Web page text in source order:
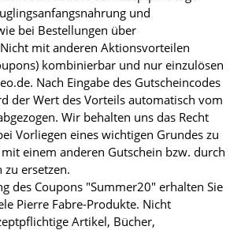
und
bei Bestellungen über
mit anderen Aktionsvorteilen
kombinierbar und nur einzulösen
Nach Eingabe des Gutscheincodes
der Wert des Vorteils automatisch vom
Wir behalten uns das Recht
Vorliegen eines wichtigen Grundes zu
einem anderen Gutschein bzw. durch
ersetzen.
des Coupons "Summer20" erhalten Sie
Pierre Fabre-Produkte. Nicht
Artikel, Bücher,